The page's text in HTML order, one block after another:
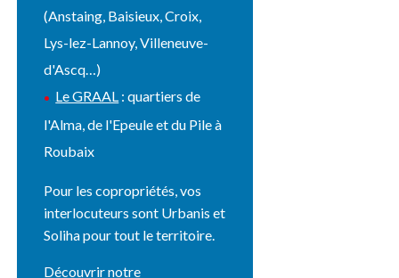
(Anstaing, Baisieux, Croix,
Lys-lez-Lannoy, Villeneuve-
d'Ascq…)
Le GRAAL : quartiers de
l'Alma, de l'Epeule et du Pile à
Roubaix
Pour les copropriétés, vos
interlocuteurs sont Urbanis et
Soliha pour tout le territoire.
Découvrir notre